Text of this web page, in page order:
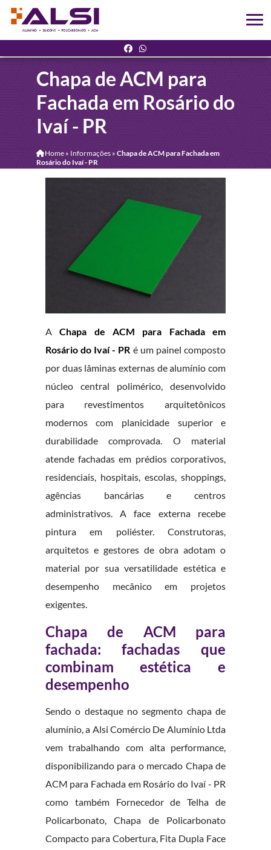
Chapa de ACM para
Fachada em Rosário do
Ivaí - PR
Home» Informações » Chapa de ACM para Fachada em
Rosário do Ivaí - PR
AChapa de ACM para Fachada em
Rosário do Ivaí - PR é um painel composto
por duas lâminas externas de alumínio com
núcleo central polimérico, desenvolvido
para revestimentos arquitetônicos
modernos com planicidade superior e
durabilidade comprovada. O material
atende fachadas em prédios corporativos,
residenciais, hospitais, escolas, shoppings,
agências bancárias e centros
administrativos. A face externa recebe
pintura em poliéster. Construtoras,
arquitetos e gestores de obra adotam o
material por sua versatilidade estética e
desempenho mecânico em projetos
exigentes.
Chapa de ACM para
fachada: fachadas que
combinam estética e
desempenho
Sendo o destaque no segmento chapa de
alumínio, a Alsi Comércio De Alumínio Ltda
vem trabalhando com alta performance,
disponibilizando para o mercado Chapa de
ACM para Fachada em Rosário do Ivaí - PR
como também Fornecedor de Telha de
Policarbonato, Chapa de Policarbonato
Compacto para Cobertura, Fita Dupla Face